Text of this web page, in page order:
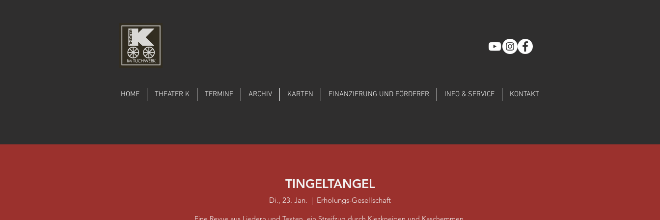
HOME THEATER K TERMINE ARCHIV KARTEN FINANZIERUNG UND FÖRDERER INFO & SERVICE KONTAKT
TINGELTANGEL
Di., 23. Jan.
  |
Erholungs-Gesellschaft